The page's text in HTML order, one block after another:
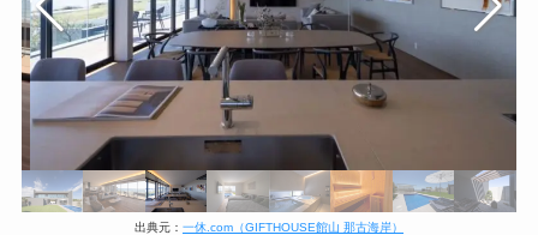
出典元： 一休.com（GIFTHOUSE館山 那古海岸）